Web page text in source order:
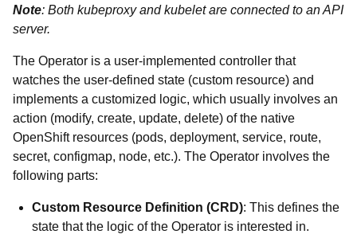
Note: Both kubeproxy and kubelet are connected to an API
server.
The Operator is a user-implemented controller that
watches the user-defined state (custom resource) and
implements a customized logic, which usually involves an
action (modify, create, update, delete) of the native
OpenShift resources (pods, deployment, service, route,
secret, configmap, node, etc.). The Operator involves the
following parts:
Custom Resource Definition (CRD): This defines the
state that the logic of the Operator is interested in.